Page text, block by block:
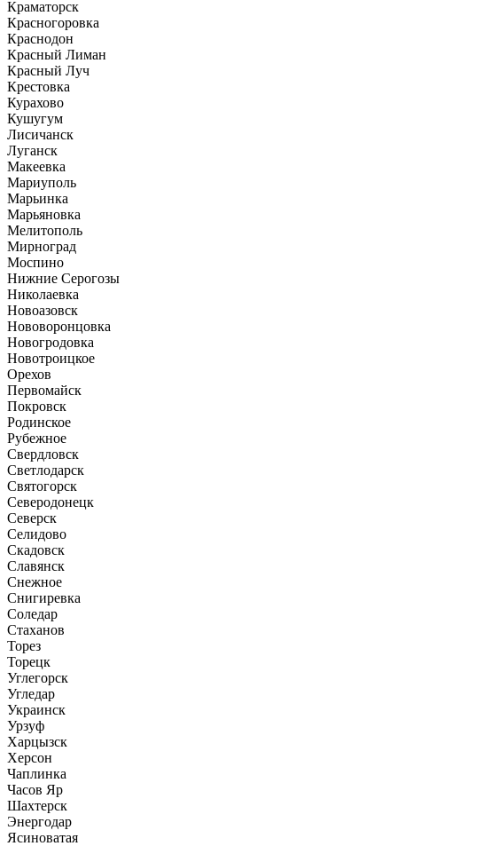
Краматорск
Красногоровка
Краснодон
Красный Лиман
Красный Луч
Крестовка
Курахово
Кушугум
Лисичанск
Луганск
Макеевка
Мариуполь
Марьинка
Марьяновка
Мелитополь
Мирноград
Моспино
Нижние Серогозы
Николаевка
Новоазовск
Нововоронцовка
Новогродовка
Новотроицкое
Орехов
Первомайск
Покровск
Родинское
Рубежное
Свердловск
Светлодарск
Святогорск
Северодонецк
Северск
Селидово
Скадовск
Славянск
Снежное
Снигиревка
Соледар
Стаханов
Торез
Торецк
Углегорск
Угледар
Украинск
Урзуф
Харцызск
Херсон
Чаплинка
Часов Яр
Шахтерск
Энергодар
Ясиноватая